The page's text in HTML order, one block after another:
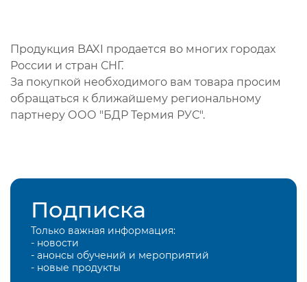
Продукция BAXI продается во многих городах
России и стран СНГ.
За покупкой необходимого вам товара просим
обращаться к ближайшему региональному
партнеру ООО "БДР Термия РУС".
Подписка
Только важная информация:
- новости
- анонсы обучений и мероприятий
- новые продукты